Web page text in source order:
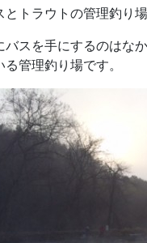
とトラウトの管理釣り
バスを手にするのはな
管理釣り場です。